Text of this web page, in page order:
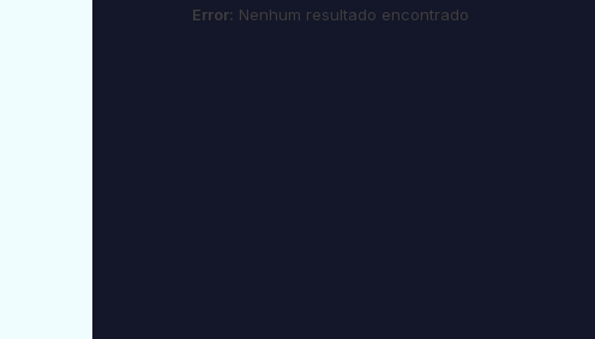
Error: Nenhum resultado encontrado